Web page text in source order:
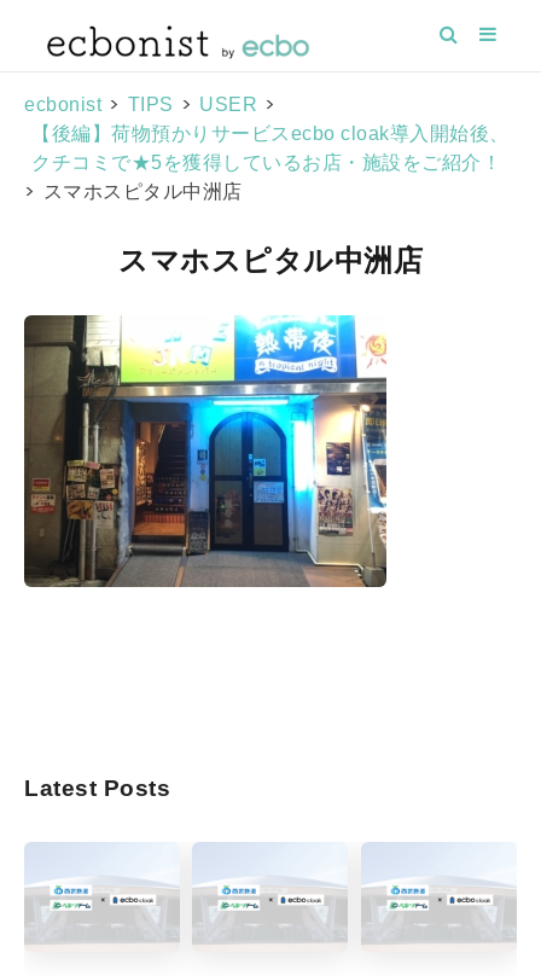
ecbonist > TIPS > USER >
【後編】荷物預かりサービスecbo cloak導入開始後、
クチコミで★5を獲得しているお店・施設をご紹介！
> スマホスピタル中洲店
スマホスピタル中洲店
Latest Posts